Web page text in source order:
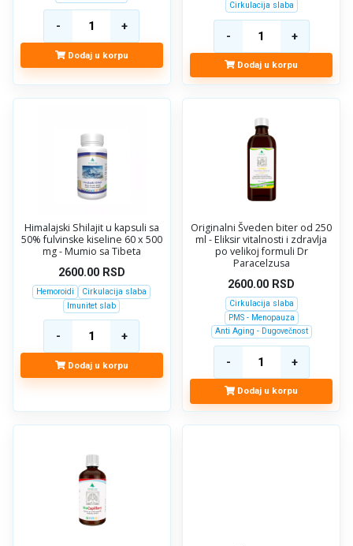
Dodaj u korpu
Cirkulacija slaba
Dodaj u korpu
Himalajski Shilajit u kapsuli sa
50% fulvinske kiseline 60 x 500
mg - Mumio sa Tibeta
2600.00RSD
Hemoroidi
Cirkulacija slaba
Imunitet slab
Dodaj u korpu
Originalni Šveden biter od 250
ml - Eliksir vitalnosti i zdravlja
po velikoj formuli Dr
Paracelzusa
2600.00 RSD
Cirkulacija slaba
PMS - Menopauza
Anti Aging - Dugovečnost
Dodaj u korpu